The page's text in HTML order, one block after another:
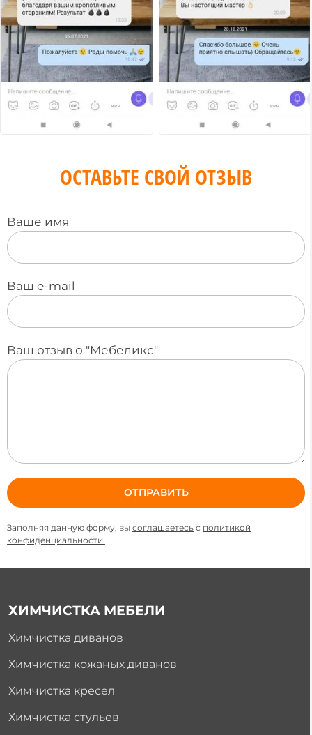
ОСТАВЬТЕ СВОЙ ОТЗЫВ
Ваше имя
Ваш e-mail
Ваш отзыв о "Мебеликс"
Заполняя данную форму, вы соглашаетесьс политикой
конфиденциальности.
ХИМЧИСТКА МЕБЕЛИ
Химчистка диванов
Химчистка кожаных диванов
Химчистка кресел
Химчистка стульев